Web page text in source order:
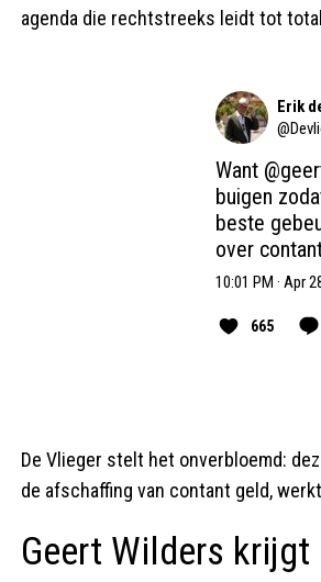
agenda die rechtstreeks leidt tot
Erik
@
Want
buigen
beste
over
10:01 PM · Apr
665
De Vlieger stelt het onverbloemd:
de afschaffing van contant geld,
Geert Wilders krijgt